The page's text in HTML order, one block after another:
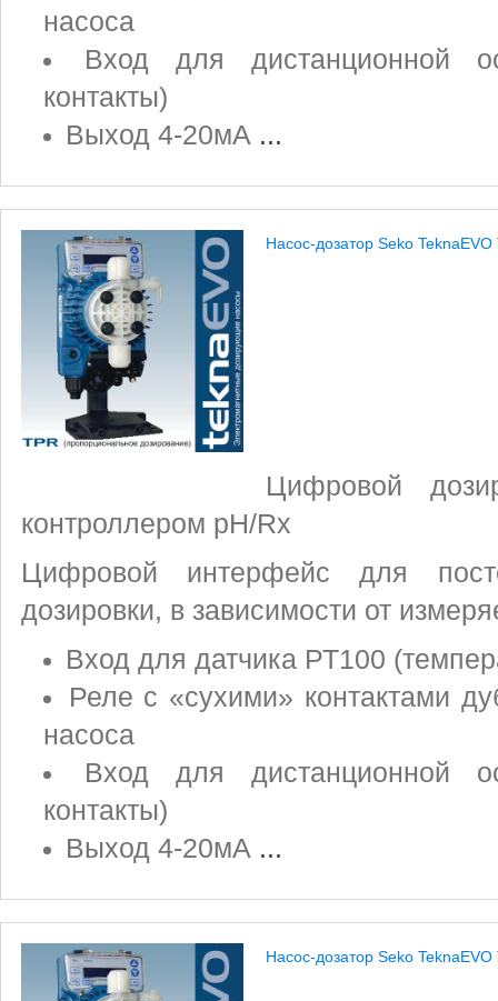
насоса
Вход для дистанционной
контакты)
Выход 4-20мА ...
Насос-дозатор Seko TeknaEVO
Цифровой
контроллером pH/Rх
Цифровой интерфейс для
дозировки, в зависимости от
Вход для датчика РТ100
Реле с «сухими» контактами
насоса
Вход для дистанционной
контакты)
Выход 4-20мА ...
Насос-дозатор Seko TeknaEVO